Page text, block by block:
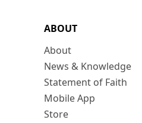
ABOUT
About
News & Knowledge
Statement of Faith
Mobile App
Store